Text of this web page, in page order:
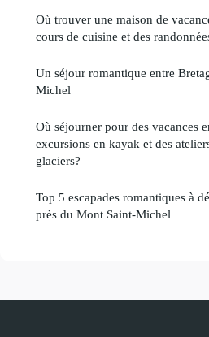
Où trouver une maison de
cours de cuisine et des
Un séjour romantique entre
Michel
Où séjourner pour des vacances
excursions en kayak et des
glaciers?
Top 5 escapades romantiques à
près du Mont Saint-Michel